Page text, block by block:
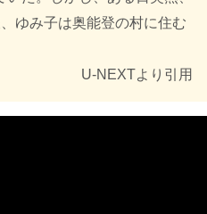
ゆみ子は奥能登の村に住む
U-NEXTより引用